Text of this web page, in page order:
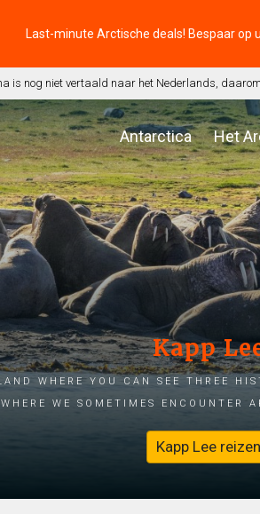
Last-minute Arctische deals! Bespaar op
is nog niet vertaald naar het Nederlands,
Antarctica Het
Kapp
where you can see three
we sometimes encounter
Kapp Lee reizen